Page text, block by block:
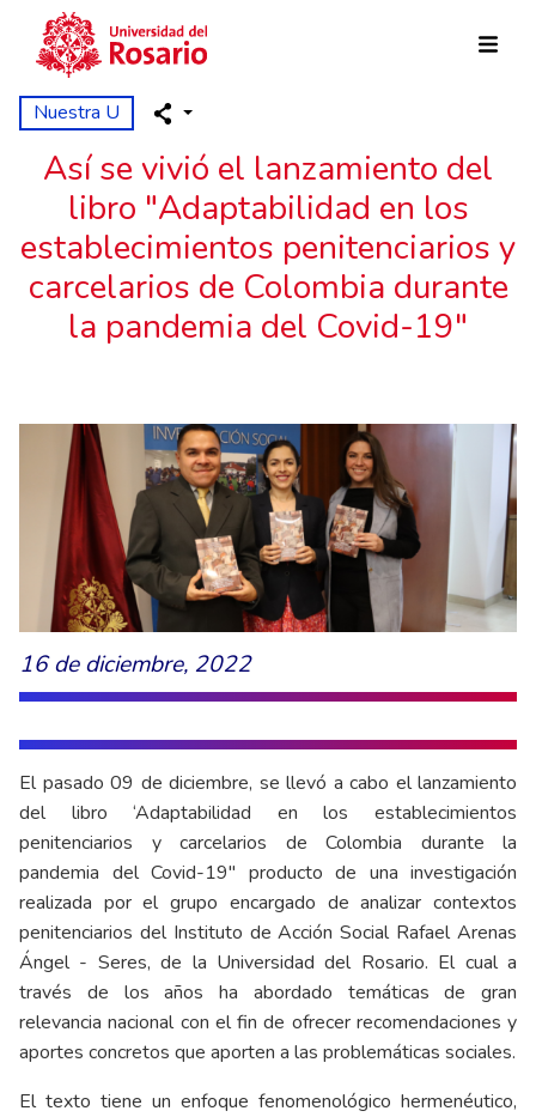
Pasar al contenido principal
Nuestra U
Así se vivió el lanzamiento del
libro "Adaptabilidad en los
establecimientos penitenciarios y
carcelarios de Colombia durante
la pandemia del Covid-19"
16 de diciembre, 2022
El pasado 09 de diciembre, se llevó a cabo el lanzamiento
del libro ‘Adaptabilidad en los establecimientos
penitenciarios y carcelarios de Colombia durante la
pandemia del Covid-19" producto de una investigación
realizada por el grupo encargado de analizar contextos
penitenciarios del Instituto de Acción Social Rafael Arenas
Ángel - Seres, de la Universidad del Rosario. El cual a
través de los años ha abordado temáticas de gran
relevancia nacional con el fin de ofrecer recomendaciones y
aportes concretos que aporten a las problemáticas sociales.
El texto tiene un enfoque fenomenológico hermenéutico,